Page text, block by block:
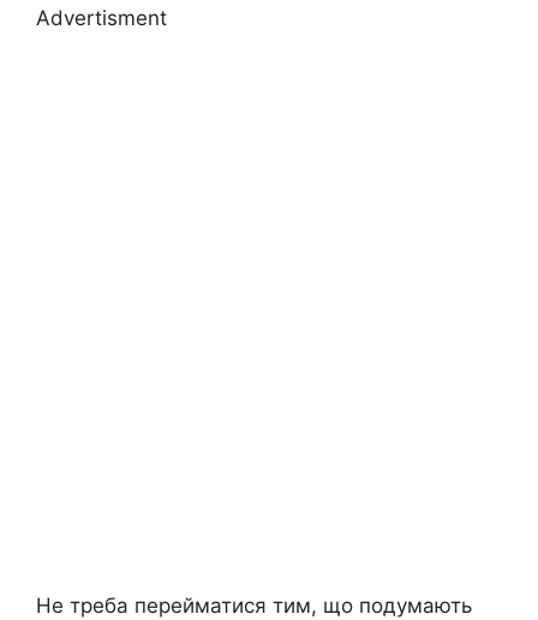
Advertisment
Не треба перейматися тим, що подумають